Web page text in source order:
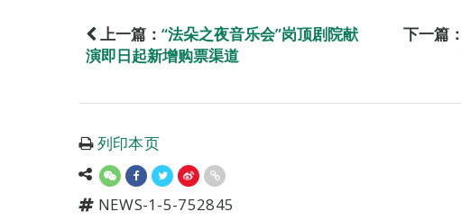
上一篇： “法朵之夜音乐会”岗顶剧院献
演即日起新增购票渠道
下一篇：
列印本页
NEWS-1-5-752845